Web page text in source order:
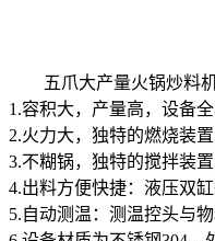
五爪大产量火锅炒料
1.容积大，产量高，设备
2.火力大，独特的燃烧装
3.不糊锅，独特的搅拌装
4.出料方便快捷：液压双
5.自动测温：测温控头与